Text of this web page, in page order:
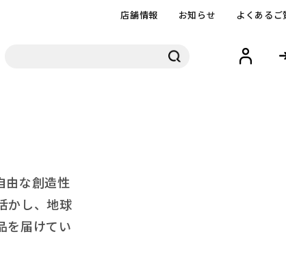
店舗情報 お知らせ よくあるご
由な創造性
かし、地球
を届けてい